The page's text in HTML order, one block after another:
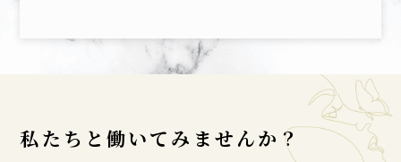
私たちと働いてみませんか？